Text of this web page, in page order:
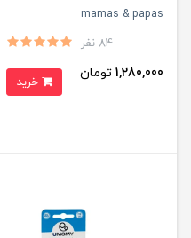
mamas & papas
84 نفر
1,280,000 تومان